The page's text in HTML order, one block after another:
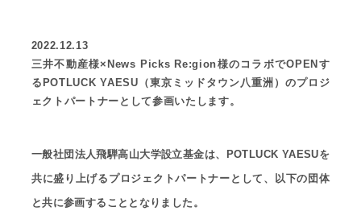
2022.12.13
三井不動産様×News Picks Re:gion様のコラボでOPENす
るPOTLUCK YAESU（東京ミッドタウン八重洲）のプロジ
ェクトパートナーとして参画いたします。
一般社団法人飛騨高山大学設立基金は、POTLUCK YAESUを
共に盛り上げるプロジェクトパートナーとして、以下の団体
と共に参画することとなりました。